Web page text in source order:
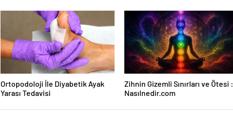
Ortopodoloji İle Diyabetik Ayak
Yarası Tedavisi
Zihnin Gizemli Sınırları ve Ötesi :
Nasılnedir.com